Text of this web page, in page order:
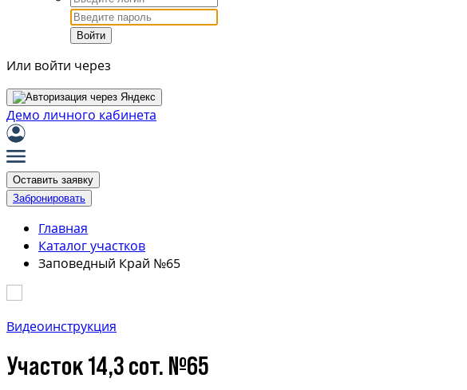
Войти
Или войти через
Демо личного кабинета
Оставить заявку
Забронировать
Главная
Каталог участков
Заповедный Край №65
Видеоинструкция
Участок 14,3 сот. №65